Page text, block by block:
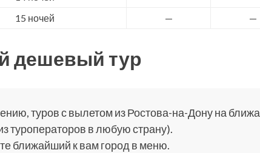
15 ночей
— —
дешевый тур
туров с вылетом из Ростова-на-Дону на
туроператоров в любую страну).
ближайший к вам город в меню.